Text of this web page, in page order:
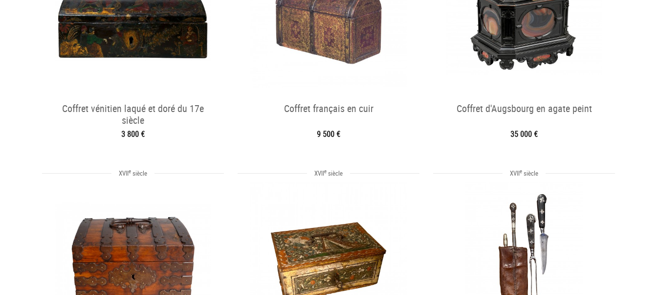
Coffret vénitien laqué et doré du 17e
siècle
3 800 €
Coffret français en cuir
9 500 €
Coffret d'Augsbourg en agate peint
35 000 €
XVIIe siècle XVIIe siècle XVIIe siècle